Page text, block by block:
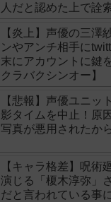
人だと認めた上で詮
【炎上】声優の三澤
ンやアンチ相手に
末にアカウントに鍵
クラバクシンオー】
【悲報】声優ユニ
影タイムを中止！原
写真が悪用されたか
【キャラ格差】呪術
演じる「榎木淳弥」
だと言われている事